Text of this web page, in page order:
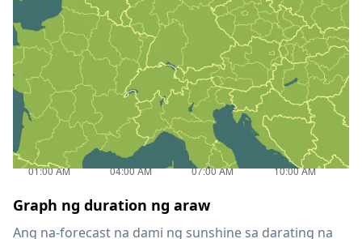
Graph ng duration ng araw
Ang na-forecast na dami ng sunshine sa darating na